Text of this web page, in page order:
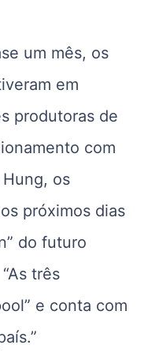
um mês, os
em
produtoras de
com
os
próximos dias
do futuro
três
e conta com